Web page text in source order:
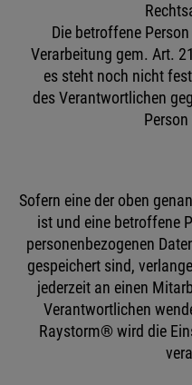
Die betroffene
Verarbeitung gem. Art.
es steht noch nicht
des Verantwortlichen
Sofern eine der oben
ist und eine betroffene
personenbezogenen
gespeichert sind,
jederzeit an einen
Verantwortlichen
Raystorm® wird die